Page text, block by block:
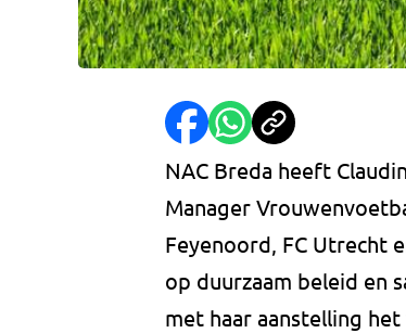
NAC Breda heeft
Manager
Feyenoord, FC Utrecht
op duurzaam beleid en
met haar aanstelling